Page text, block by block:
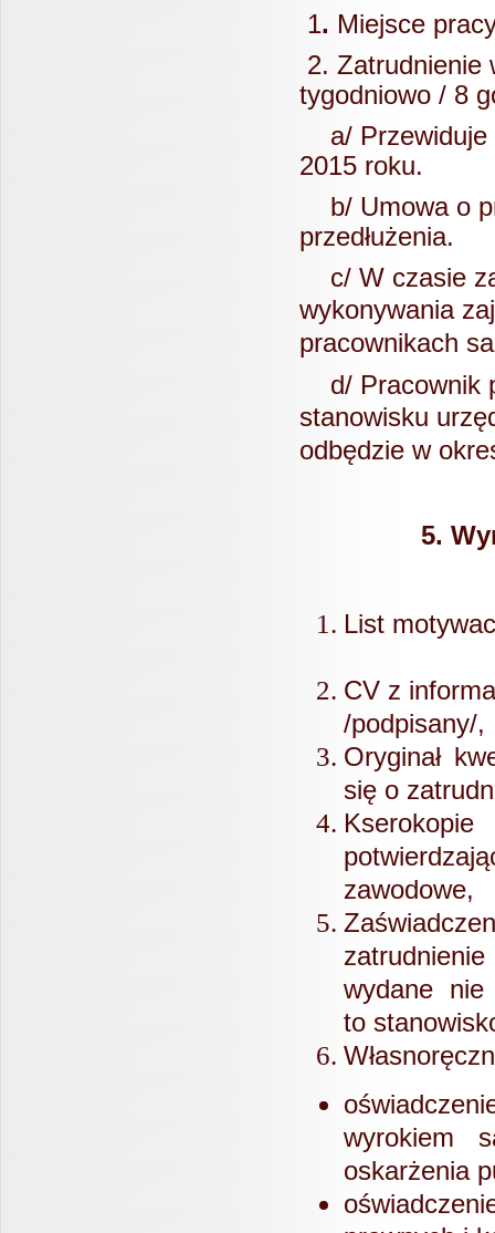
1. Miejsce
2. Zatrudnienie
tygodniowo / 8
a/ Przewiduje
b/ Umowa o
przedłużenia.
c/ W czasie
wykonywania
pracownikach
d/ Pracownik
stanowisku
odbędzie w
5.
List
CV z
/podpisany/,
Oryginał
się o
zawodowe,
wydane
to
wyrokiem
oskarżenia